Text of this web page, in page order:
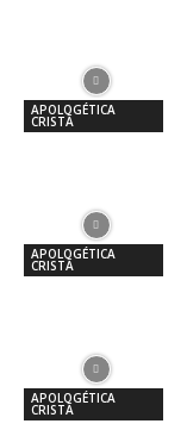
APOLOGÉTICA
CRISTÃ
APOLOGÉTICA
CRISTÃ
APOLOGÉTICA
CRISTÃ